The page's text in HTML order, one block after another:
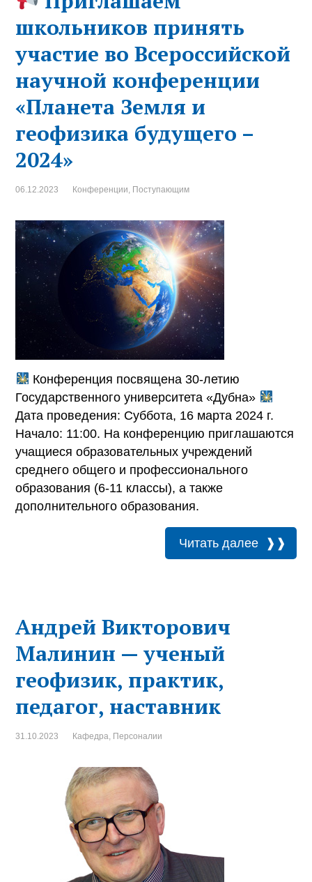
школьников принять
участие во Всероссийской
научной конференции
«Планета Земля и
геофизика будущего –
2024»
06.12.2023 Конференции Поступающим
Конференция посвящена 30-летию
Государственного университета «Дубна»
Дата проведения: Суббота, 16 марта 2024 г.
Начало: 11:00. На конференцию приглашаются
учащиеся образовательных учреждений
среднего общего и профессионального
образования (6-11 классы), а также
дополнительного образования.
Читать далее
Андрей Викторович
Малинин — ученый
геофизик, практик,
педагог, наставник
31.10.2023 Кафедра Персоналии